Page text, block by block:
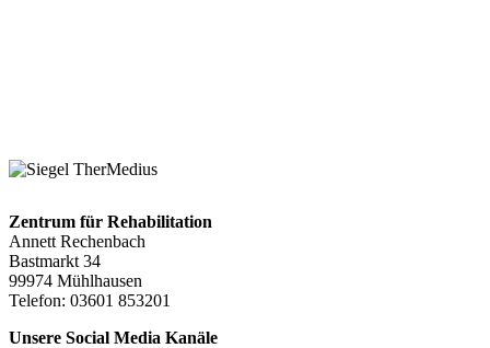
Zentrum für Rehabilitation
Annett Rechenbach
Bastmarkt 34
99974 Mühlhausen
Telefon: 03601 853201
Unsere Social Media Kanäle